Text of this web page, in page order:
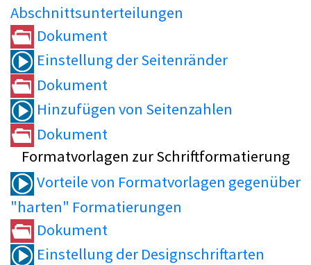
Abschnittsunterteilungen
Dokument
Einstellung der Seitenränder
Dokument
Hinzufügen von Seitenzahlen
Dokument
Formatvorlagen zur Schriftformatierung
Vorteile von Formatvorlagen gegenüber
"harten" Formatierungen
Dokument
Einstellung der Designschriftarten